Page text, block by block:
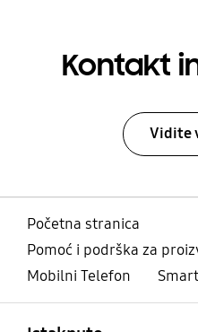
Kontakt
Vidite
Početna stranica
Pomoć i podrška za
Mobilni Telefon